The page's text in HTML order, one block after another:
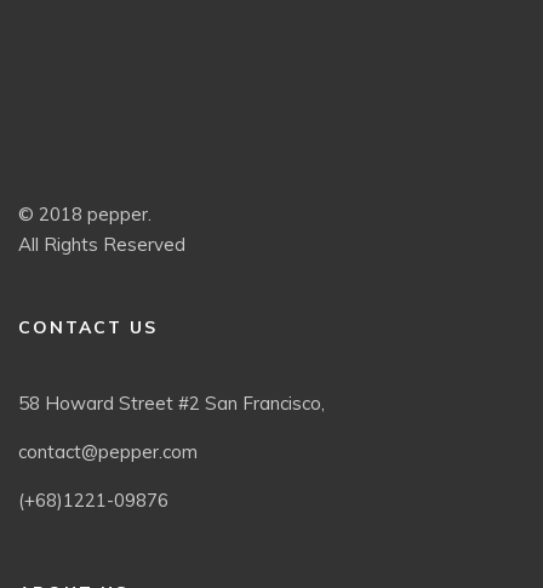
© 2018 pepper.
All Rights Reserved
CONTACT US
58 Howard Street #2 San Francisco,
contact@pepper.com
(+68)1221-09876